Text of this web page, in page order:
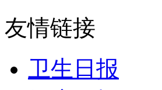
友情链接
卫生日报